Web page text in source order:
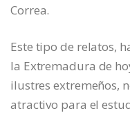
Correa.
Este tipo de relatos,
la Extremadura de
ilustres extremeños,
atractivo para el